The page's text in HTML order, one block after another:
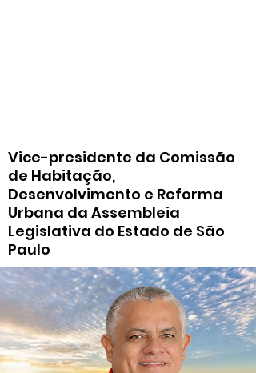
Vice-presidente da Comissão
de Habitação,
Desenvolvimento e Reforma
Urbana da Assembleia
Legislativa do Estado de São
Paulo